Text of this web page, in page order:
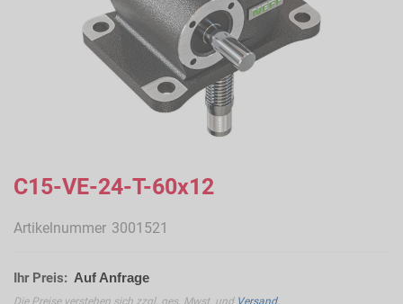
Anfang
der
springen
C15-VE-24-T-60x12
Artikelnummer 3001521
Ihr Preis: Auf Anfrage
Die Preise verstehen sich zzgl. ges. Mwst. und Versand.